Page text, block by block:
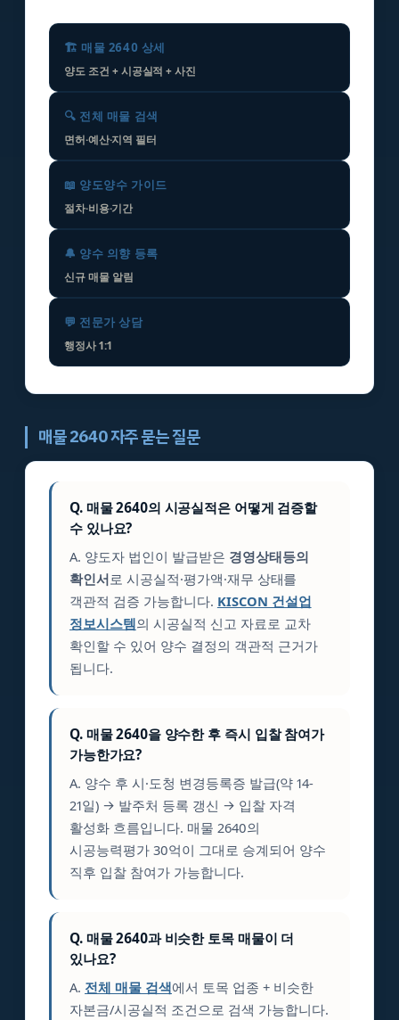
🏗️ 매물 2640 상세
양도 조건 + 시공실적 + 사진
🔍 전체 매물 검색
면허·예산·지역 필터
📖 양도양수 가이드
절차·비용·기간
🔔 양수 의향 등록
신규 매물 알림
💬 전문가 상담
행정사 1:1
매물 2640 자주 묻는 질문
Q. 매물 2640의 시공실적은 어떻게 검증할
수 있나요?
A. 양도자 법인이 발급받은 경영상태등의
확인서로 시공실적·평가액·재무 상태를
객관적 검증 가능합니다. KISCON 건설업
정보시스템의 시공실적 신고 자료로 교차
확인할 수 있어 양수 결정의 객관적 근거가
됩니다.
Q. 매물 2640을 양수한 후 즉시 입찰 참여가
가능한가요?
A. 양수 후 시·도청 변경등록증 발급(약 14-
21일) → 발주처 등록 갱신 → 입찰 자격
활성화 흐름입니다. 매물 2640의
시공능력평가 30억이 그대로 승계되어 양수
직후 입찰 참여가 가능합니다.
Q. 매물 2640과 비슷한 토목 매물이 더
있나요?
A. 전체 매물 검색에서 토목 업종 + 비슷한
자본금/시공실적 조건으로 검색 가능합니다.